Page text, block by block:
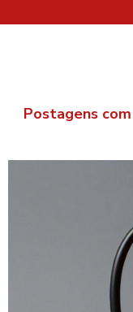
Postagens